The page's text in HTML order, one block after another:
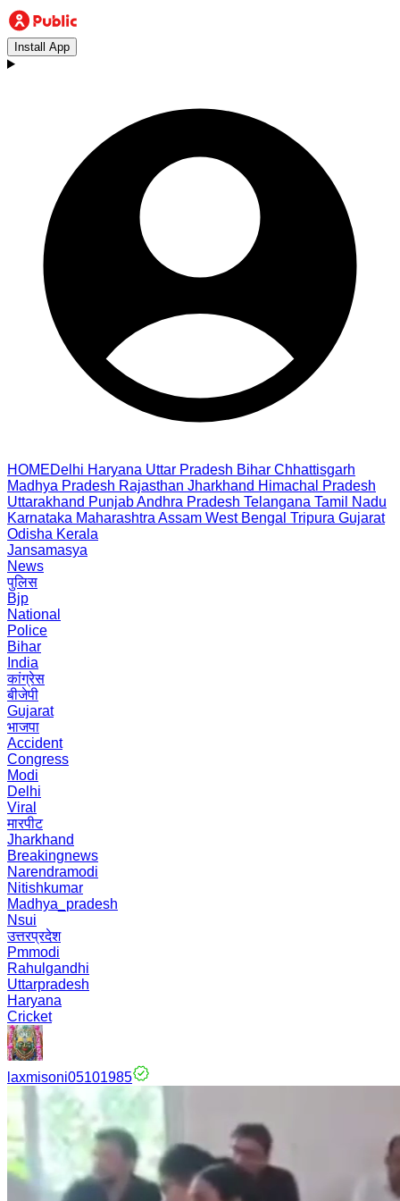
Install App
HOMEDelhi Haryana Uttar Pradesh Bihar Chhattisgarh
Madhya Pradesh Rajasthan Jharkhand Himachal Pradesh
Uttarakhand PunjabAndhra Pradesh Telangana Tamil Nadu
Karnataka Maharashtra Assam West Bengal Tripura Gujarat
Odisha Kerala
Jansamasya
News
पुलिस
Bjp
National
Police
Bihar
India
कांग्रेस
बीजेपी
Gujarat
भाजपा
Accident
Congress
Modi
Delhi
Viral
मारपीट
Jharkhand
Breakingnews
Narendramodi
Nitishkumar
Madhya_pradesh
Nsui
उत्तरप्रदेश
Pmmodi
Rahulgandhi
Uttarpradesh
Haryana
Cricket
laxmisoni05101985